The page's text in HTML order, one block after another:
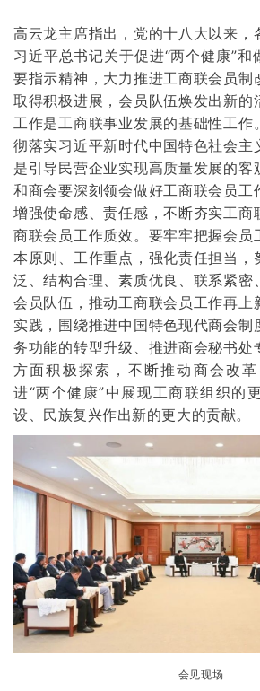
高云龙主席指出，党的十八大以来，
习近平总书记关于促进“两个健康”和
要指示精神，大力推进工商联会员制
取得积极进展，会员队伍焕发出新的
工作是工商联事业发展的基础性工作
彻落实习近平新时代中国特色社会主
是引导民营企业实现高质量发展的客
和商会要深刻领会做好工商联会员工
增强使命感、责任感，不断夯实工商
商联会员工作质效。要牢牢把握会员
本原则、工作重点，强化责任担当，
泛、结构合理、素质优良、联系紧密
会员队伍，推动工商联会员工作再上
实践，围绕推进中国特色现代商会制
务功能的转型升级、推进商会秘书处
方面积极探索，不断推动商会改
进“两个健康”中展现工商联组织的
设、民族复兴作出新的更大的贡献。
会见现场